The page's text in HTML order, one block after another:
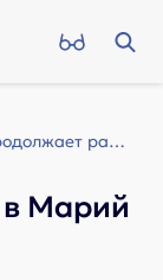
Заболеваемость ОРВИ в Марий Эл продолжает расти
Марий